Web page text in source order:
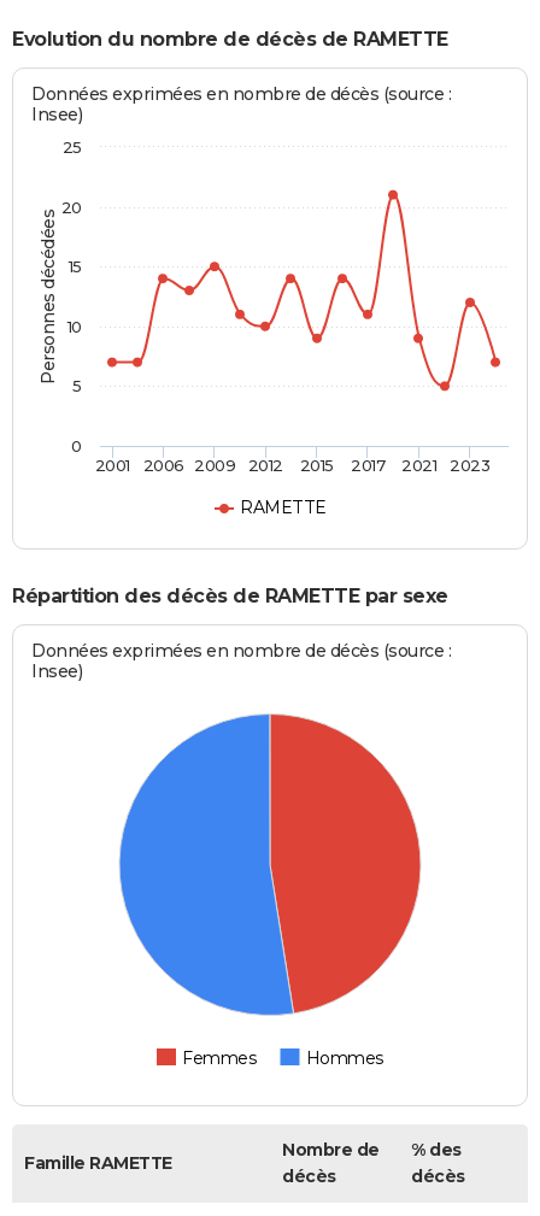
Evolution du nombre de décès de RAMETTE
Personnes décédées
Données exprimées en nombre de décès (source :
Insee)
RAMETTE
2001 2006 2009 2012 2015 2017 2021 2023
0
5
10
15
20
25
Répartition des décès de RAMETTE par sexe
Données exprimées en nombre de décès (source :
Insee)
Femmes Hommes
Famille RAMETTE
Nombre de
décès
% des
décès